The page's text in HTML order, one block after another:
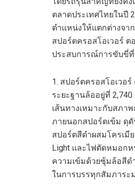
ตลาดประเทศไทยในปี
ตำแหน่งให้แตกต่างจาก
สปอร์ตครอสโอเวอร์
ประสบการณ์การขับขี่ที่
1. สปอร์ตครอสโอเวอ
ระยะฐานล้ออยู่ที่ 2,740
เส้นทางเหมาะกับสภา
ภายนอกสปอร์ตเข้ม ดุ
สปอร์ตสีดำผสมโครเมี
Light และไฟตัดหมอกห
ความเข้มด้วยซุ้มล้อสี
ในการบรรทุกสัมภาระ